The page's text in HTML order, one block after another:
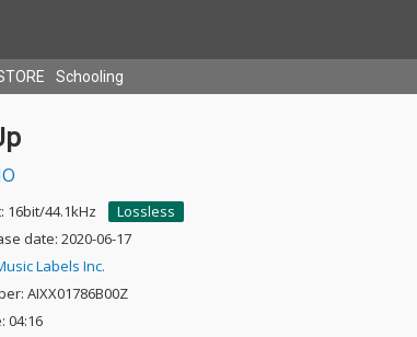
Schooling
16bit/44.1kHz
Lossless
date: 2020-06-17
Labels Inc.
AIXX01786B00Z
04:16